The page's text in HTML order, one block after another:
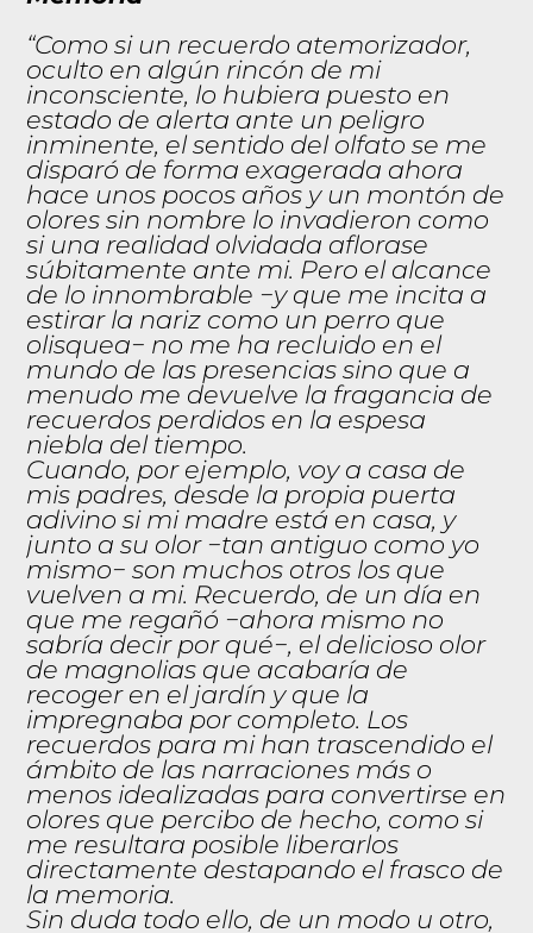
“Como si un recuerdo atemorizador,
oculto en algún rincón de mi
inconsciente, lo hubiera puesto en
estado de alerta ante un peligro
inminente, el sentido del olfato se me
disparó de forma exagerada ahora
hace unos pocos años y un montón de
olores sin nombre lo invadieron como
si una realidad olvidada aflorase
súbitamente ante mi. Pero el alcance
de lo innombrable −y que me incita a
estirar la nariz como un perro que
olisquea− no me ha recluido en el
mundo de las presencias sino que a
menudo me devuelve la fragancia de
recuerdos perdidos en la espesa
niebla del tiempo.
Cuando, por ejemplo, voy a casa de
mis padres, desde la propia puerta
adivino si mi madre está en casa, y
junto a su olor −tan antiguo como yo
mismo− son muchos otros los que
vuelven a mi. Recuerdo, de un día en
que me regañó −ahora mismo no
sabría decir por qué−, el delicioso olor
de magnolias que acabaría de
recoger en el jardín y que la
impregnaba por completo. Los
recuerdos para mi han trascendido el
ámbito de las narraciones más o
menos idealizadas para convertirse en
olores que percibo de hecho, como si
me resultara posible liberarlos
directamente destapando el frasco de
la memoria.
Sin duda todo ello, de un modo u otro,